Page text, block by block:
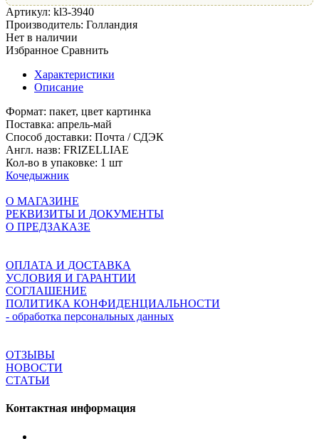
Артикул: kl3-3940
Производитель: Голландия
Нет в наличии
Избранное Сравнить
Характеристики
Описание
Формат: пакет, цвет картинка
Поставка: апрель-май
Способ доставки: Почта / СДЭК
Англ. назв: FRIZELLIAE
Кол-во в упаковке: 1 шт
Кочедыжник
О МАГАЗИНЕ
РЕКВИЗИТЫ И ДОКУМЕНТЫ
О ПРЕДЗАКАЗЕ
ОПЛАТА И ДОСТАВКА
УСЛОВИЯ И ГАРАНТИИ
СОГЛАШЕНИЕ
ПОЛИТИКА КОНФИДЕНЦИАЛЬНОСТИ
- обработка персональных данных
ОТЗЫВЫ
НОВОСТИ
СТАТЬИ
Контактная информация